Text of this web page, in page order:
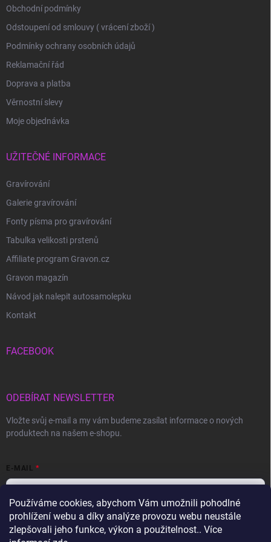
Používáme cookies, abychom Vám umožnili pohodlné
prohlížení webu a díky analýze provozu webu neustále
zlepšovali jeho funkce, výkon a použitelnost.. Více
Obchodní podmínky
Odstoupení od smlouvy ( vrácení zboží )
Podmínky ochrany osobních údajů
Reklamační řád
Doprava a platba
Věrnostní slevy
Moje objednávka
UŽITEČNÉ INFORMACE
Gravírování
Galerie gravírování
Fonty písma pro gravírování
Tabulka velikosti prstenů
Affiliate program Gravon.cz
Gravon magazín
Návod jak nalepit autosamolepku
Kontakt
FACEBOOK
ODEBÍRAT NEWSLETTER
Vložte svůj e-mail a my vám budeme zasílat informace o nových
produktech na našem e-shopu.
E-MAIL
Vložením e-mailu souhlasíte spodmínkami ochrany osobních údajů